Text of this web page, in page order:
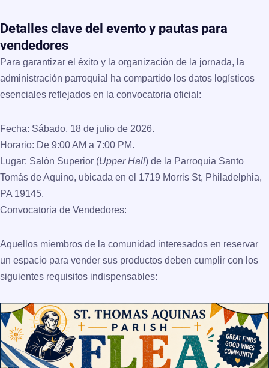
Detalles clave del evento y pautas para
vendedores
Para garantizar el éxito y la organización de la jornada, la
administración parroquial ha compartido los datos logísticos
esenciales reflejados en la convocatoria oficial:
Fecha: Sábado, 18 de julio de 2026.
Horario: De 9:00 AM a 7:00 PM.
Lugar: Salón Superior (Upper Hall) de la Parroquia Santo
Tomás de Aquino, ubicada en el 1719 Morris St, Philadelphia,
PA 19145.
Convocatoria de Vendedores:
Aquellos miembros de la comunidad interesados en reservar
un espacio para vender sus productos deben cumplir con los
siguientes requisitos indispensables: